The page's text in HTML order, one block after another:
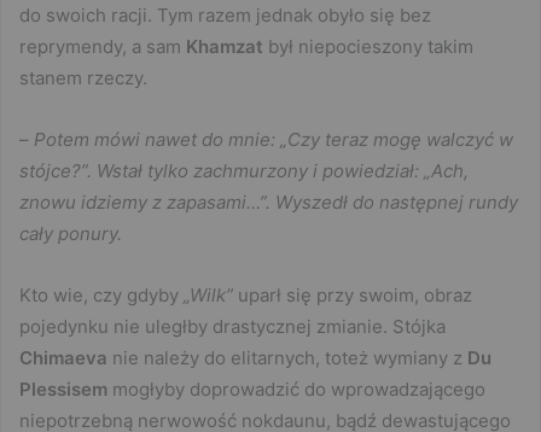
do swoich racji. Tym razem jednak obyło się bez
reprymendy, a sam Khamzat był niepocieszony takim
stanem rzeczy.
– Potem mówi nawet do mnie: „Czy teraz mogę walczyć w
stójce?”. Wstał tylko zachmurzony i powiedział: „Ach,
znowu idziemy z zapasami…”. Wyszedł do następnej rundy
cały ponury.
Kto wie, czy gdyby „Wilk” uparł się przy swoim, obraz
pojedynku nie uległby drastycznej zmianie. Stójka
Chimaeva nie należy do elitarnych, toteż wymiany z Du
Plessisem mogłyby doprowadzić do wprowadzającego
niepotrzebną nerwowość nokdaunu, bądź dewastującego